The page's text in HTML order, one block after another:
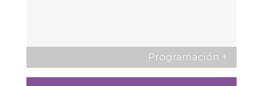
Programación +